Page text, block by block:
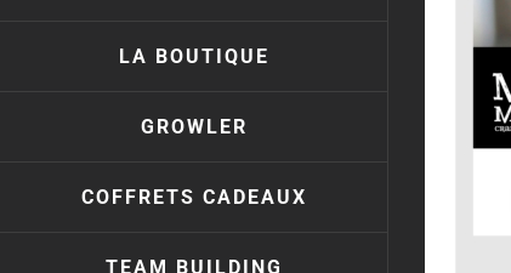
LA BOUTIQUE
GROWLER
COFFRETS CADEAUX
TEAM BUILDING